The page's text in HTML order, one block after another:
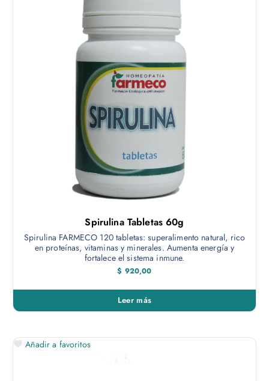
Spirulina Tabletas 60g
Spirulina FARMECO 120 tabletas: superalimento natural, rico
en proteínas, vitaminas y minerales. Aumenta energía y
fortalece el sistema inmune.
$ 920,00
Leer más
Añadir a favoritos